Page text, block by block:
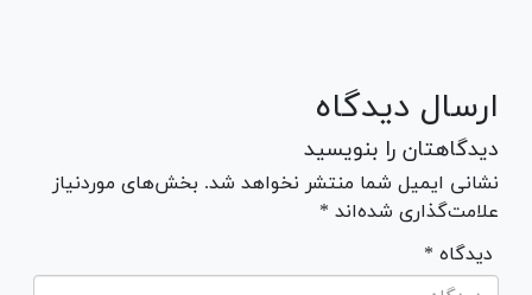
ارسال دیدگاه
دیدگاهتان را بنویسید
نشانی ایمیل شما منتشر نخواهد شد. بخش‌های موردنیاز
علامت‌گذاری شده‌اند *
* دیدگاه